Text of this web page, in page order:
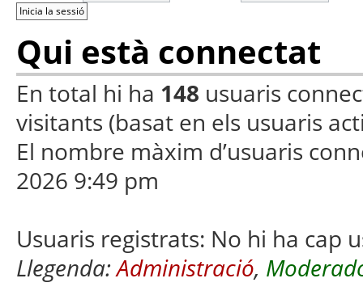
Qui està connectat
En total hi ha 148 usuaris
visitants (basat en els usuaris
El nombre màxim d’usuaris
2026 9:49 pm
Usuaris registrats: No hi ha cap
Llegenda:Administració,